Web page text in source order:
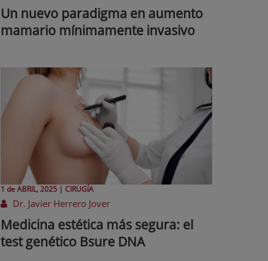
Un nuevo paradigma en aumento
mamario mínimamente invasivo
1 deABRIL, 2025 | CIRUGÍA
Dr. Javier Herrero Jover
Medicina estética más segura: el
test genético Bsure DNA